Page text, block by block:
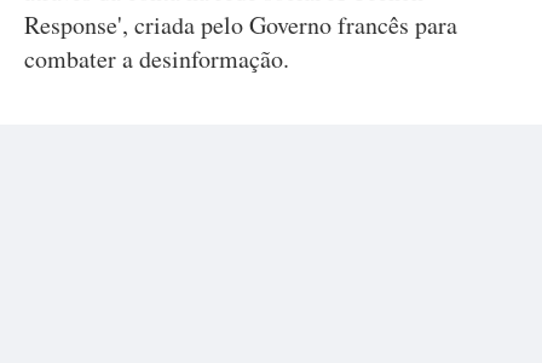
Response', criada pelo Governo francês para
combater a desinformação.